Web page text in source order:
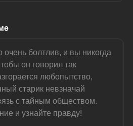
болтлив, и вы никогда
он говорил так
любопытство,
старик невзначай
с тайным обществом.
и узнайте правду!